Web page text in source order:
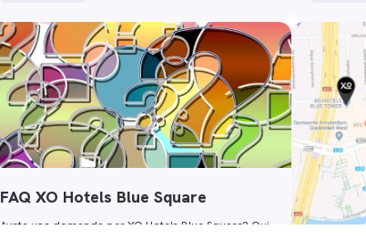
FAQ XO Hotels Blue Square
Avete una domanda per XO Hotels Blue Square? Qui